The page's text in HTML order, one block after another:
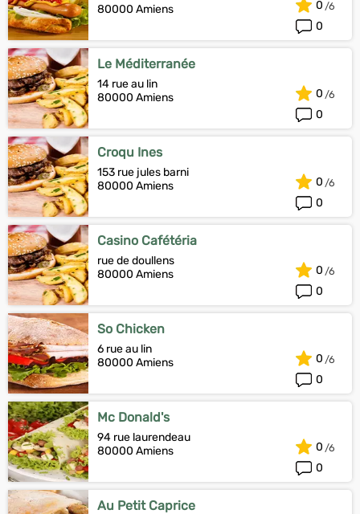
80000 Amiens
0
0
Le Méditerranée
14 rue au lin
80000 Amiens
0
0
Croqu Ines
153 rue jules barni
80000 Amiens
0
0
Casino Cafétéria
rue de doullens
80000 Amiens
0
0
So Chicken
6 rue au lin
80000 Amiens
0
0
Mc Donald's
94 rue laurendeau
80000 Amiens
0
0
Au Petit Caprice